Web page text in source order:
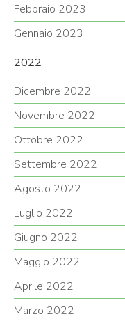
Febbraio 2023
Gennaio 2023
2022
Dicembre 2022
Novembre 2022
Ottobre 2022
Settembre 2022
Agosto 2022
Luglio 2022
Giugno 2022
Maggio 2022
Aprile 2022
Marzo 2022